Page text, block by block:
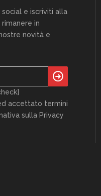
e iscriviti alla
in
novità e
accettato termini
sulla Privacy